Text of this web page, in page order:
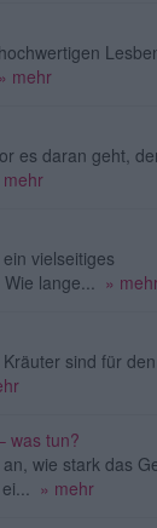
» mehr
es daran geht,
mehr
vielseitiges
lange...
»
sind für
was tun?
wie stark das
» mehr